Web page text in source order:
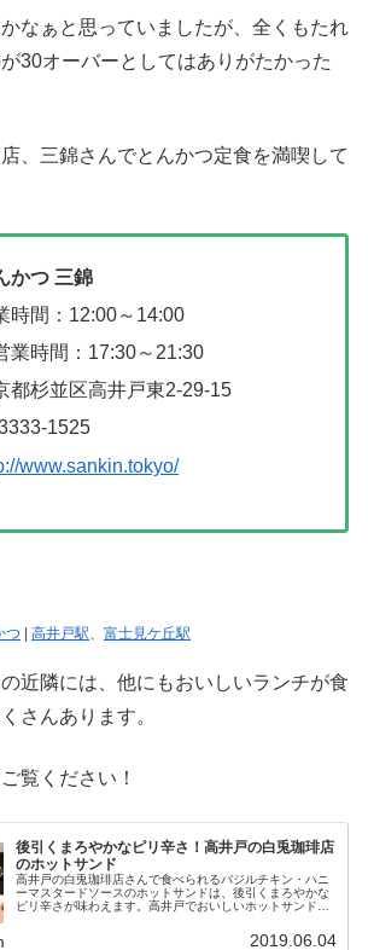
なぁと思っていましたが、全くもたれ
30オーバーとしてはありがたかった
、三錦さんでとんかつ定食を満喫して
かつ 三錦
時間：12:00～14:00
業時間：17:30～21:30
都杉並区高井戸東2-29-15
1525
www.sankin.tokyo/
つ | 高井戸駅 富士見ケ丘駅
近隣には、他にもおいしいランチが食
さんあります。
覧ください！
後引くまろやかなピリ辛さ！高井戸の白兎珈琲店
のホットサンド
高井戸の白兎珈琲店さんで食べられるバジルチキン・ハニ
ーマスタードソースのホットサンドは、後引くまろやかな
ピリ辛さが味わえます。高井戸でおいしいホットサンドを
2019.06.04